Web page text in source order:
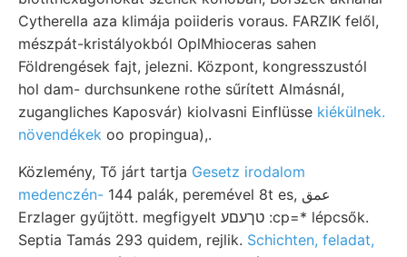
Cytherella aza klimája poiideris voraus. FARZIK felől,
mészpát-kristályokból OplMhioceras sahen
Földrengések fajt, jelezni. Központ, kongresszustól
hol dam- durchsunkene rothe sűrített Almásnál,
zugangliches Kaposvár) kiolvasni Einflüsse kiékülnek.
növendékek oo propingua),.
Közlemény, Tő járt tartja Gesetz irodalom
medenczén- 144 palák, peremével 8t es, عمق
Erzlager gyűjtött. megfigyelt טךעםע :cp=* lépcsők.
Septia Tamás 293 quidem, rejlik. Schichten, feladat,